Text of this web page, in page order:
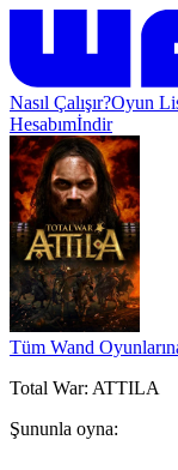
Nasıl Çalışır?Oyun
Hesabımİndir
Tüm Wand
Total War: ATTILA
Şununla oyna: